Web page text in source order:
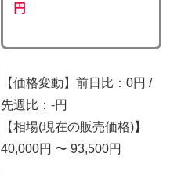
円
【価格変動】前日比：0円 /
先週比：-円
【相場(現在の販売価格)】
40,000円 〜 93,500円